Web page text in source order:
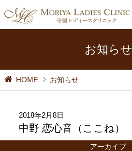
お知らせ
HOME お知らせ
2018年2月8日
中野 恋心音（ここね）
アーカイブ